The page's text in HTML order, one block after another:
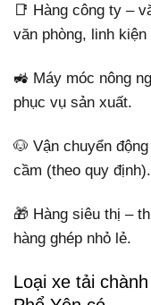
📑 Hàng công ty –
văn phòng, linh
🚜 Máy móc nông
phục vụ sản xuất.
🐶 Vận chuyển
cầm (theo quy định).
🎁 Hàng siêu thị –
hàng ghép nhỏ lẻ.
Loại xe tải